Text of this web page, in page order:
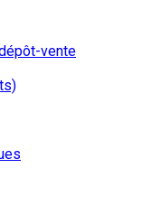
vente